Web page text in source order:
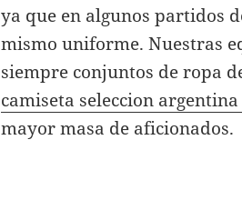
ya que en algunos partidos
mismo uniforme. Nuestras
siempre conjuntos de ropa
camiseta seleccion
mayor masa de aficionados.